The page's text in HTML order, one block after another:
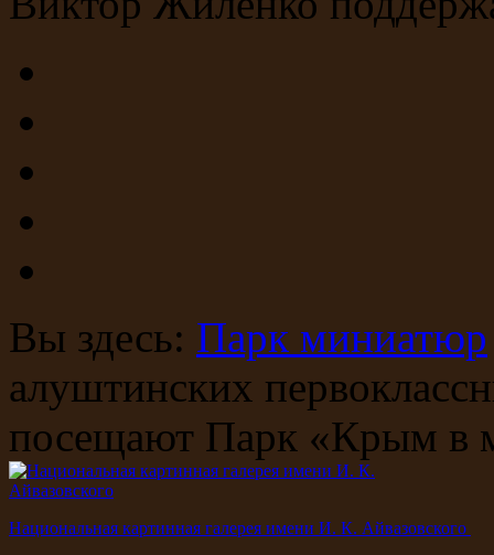
Вы здесь: Парк миниатюр
алуштинских
посещают Парк «Крым в
Национальная картинная галерея имени И. К. Айвазовского